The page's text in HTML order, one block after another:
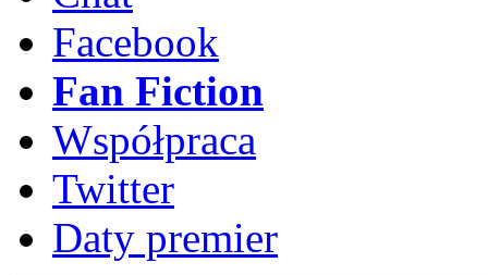
Facebook
Fan Fiction
Współpraca
Twitter
Daty premier